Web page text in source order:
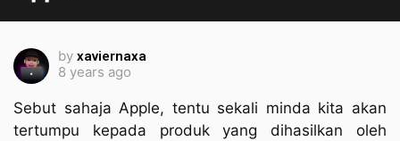
by xaviernaxa
8 years ago
Sebut sahaja Apple, tentu sekali minda kita akan
tertumpu kepada produk yang dihasilkan oleh